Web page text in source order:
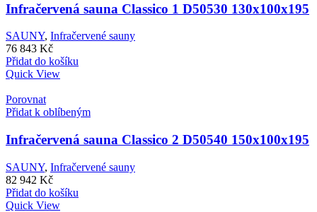
Infračervená sauna Classico 1 D50530 130x100x195
SAUNY, Infračervené sauny
76 843 Kč
Přidat do košíku
Quick View
Porovnat
Přidat k oblíbeným
Infračervená sauna Classico 2 D50540 150x100x195
SAUNY, Infračervené sauny
82 942 Kč
Přidat do košíku
Quick View